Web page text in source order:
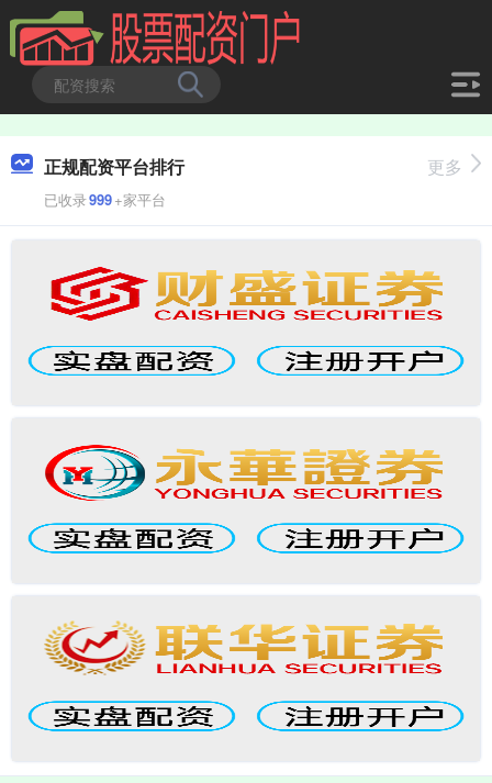
正规配资平台排行
已收录999+家平台
更多